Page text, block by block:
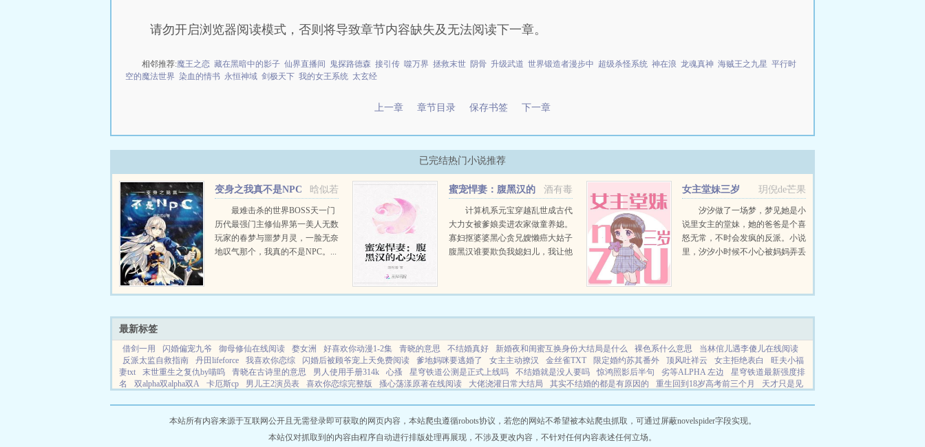
请勿开启浏览器阅读模式，否则将导致章节内容缺失及无法阅读下一章。
相邻推荐:魔王之恋 藏在黑暗中的影子 仙界直播间 鬼探路德森 接引传 噬万界 拯救末世 阴骨 升级武道 世界锻造者漫步中 超级杀怪系统 神在浪 龙魂真神 海贼王之九星 平行时
空的魔法世界 染血的情书 永恒神域 剑极天下 我的女王系统 太玄经
上一章 章节目录 保存书签 下一章
已完结热门小说推荐
晗似若
变身之我真不是NPC
最难击杀的世界BOSS天一门
历代最强门主修仙界第一美人无数
玩家的春梦与噩梦月灵，一脸无奈
地叹气那个，我真的不是NPC。...
酒有毒
蜜宠悍妻：腹黑汉的
心尖宠计算机系元宝穿越乱世成古代
大力女被爹娘卖进农家做童养媳。
寡妇抠婆婆黑心贪兄嫂懒癌大姑子
腹黑汉谁要欺负我媳妇儿，我让他
口痛痛痛，宛若胸口碎大石里的大
玥倪de芒果
女主堂妹三岁
汐汐做了一场梦，梦见她是小
说里女主的堂妹，她的爸爸是个喜
怒无常，不时会发疯的反派。小说
里，汐汐小时候不小心被妈妈弄丢
聪明的弟弟。因为讨厌女主...
最新标签
借剑一用 闪婚偏宠九爷 御母修仙在线阅读 婺女洲 好喜欢你动漫1-2集 青晓的意思 不结婚真好 新婚夜和闺蜜互换身份大结局是什么 裸色系什么意思
当林倌儿遇李傻儿在线阅读
反派太监自救指南
丹田lifeforce 我喜欢你恋综 闪婚后被顾爷宠上天免费阅读 爹地妈咪要逃婚了 女主主动撩汉 金丝雀TXT 限定婚约苏其番外 顶风吐祥云 女主拒绝表白
旺夫小福
妻txt
末世重生之复仇by喵呜 青晓在古诗里的意思 男人使用手册314k 心搔 星穹铁道公测是正式上线吗 不结婚就是没人要吗 惊鸿照影后半句 劣等ALPHA 左边
星穹铁道最新强度排
名
双alpha双alpha双A 卡厄斯cp 男儿王2演员表 喜欢你恋综完整版 搔心荡漾原著在线阅读 大佬浇灌日常大结局 其实不结婚的都是有原因的 重生回到18岁高考前三个月
天才只是见
漫
我更爱了!猫毛儒作品 不结婚就 金丝雀狐狸不归TXT分享 先婚后爱佚名
网站地图
本站所有内容来源于互联网公开且无需登录即可获取的网页内容，本站爬虫遵循robots协议，若您的网站不希望被本站爬虫抓取，可通过屏蔽novelspider字段实现。
本站仅对抓取到的内容由程序自动进行排版处理再展现，不涉及更改内容，不针对任何内容表述任何立场。